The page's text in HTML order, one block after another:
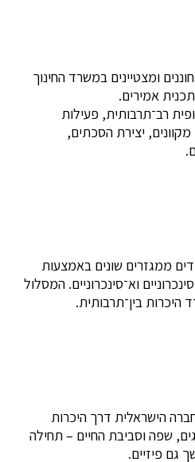
ומצטיינים במשרד החינוך
אמירים.
רב־תרבותית, פעילות
מקוונים, יצירת הסכתים,
ממגזרים שונים באמצעות
וא־סינכרוניים. המסלול
היכרות בין־תרבותית.
הישראלית דרך היכרות
שפה וסביבת החיים – תחילה
גם פיזיים.